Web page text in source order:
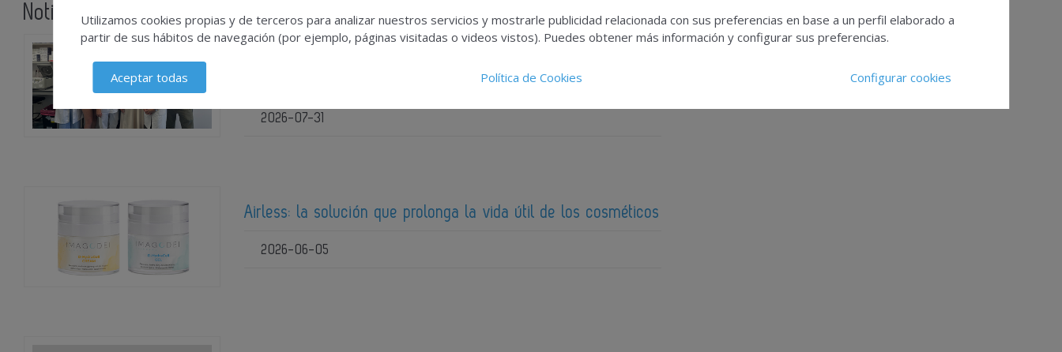
Noticias relacionadas
tratamientos personalizados de cáncer con biopsia líquida
2026-07-31
Airless: la solución que prolonga la vida útil de los cosméticos
2026-06-05
Utilizamos cookies propias y de terceros para analizar nuestros servicios y mostrarle publicidad relacionada con sus preferencias en base a un perfil elaborado a
partir de sus hábitos de navegación (por ejemplo, páginas visitadas o videos vistos). Puedes obtener más información y configurar sus preferencias.
Aceptar todas Política de Cookies Configurar cookies